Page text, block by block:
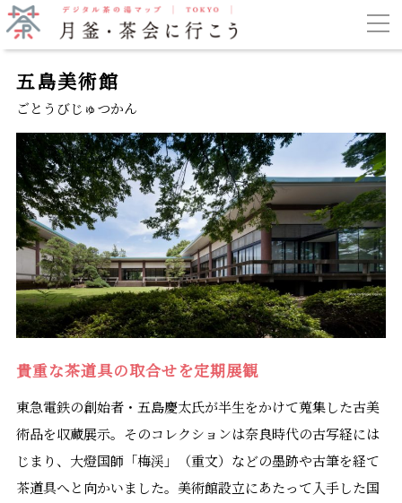
五島美術館
ごとうびじゅつかん
貴重な茶道具の取合せを定期展観
東急電鉄の創始者・五島慶太氏が半生をかけて蒐集した古美
術品を収蔵展示。そのコレクションは奈良時代の古写経には
じまり、大燈国師「梅渓」（重文）などの墨跡や古筆を経て
茶道具へと向かいました。美術館設立にあたって入手した国